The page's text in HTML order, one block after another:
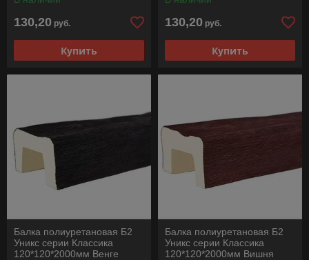
130,20 руб.
Купить
130,20 руб.
Купить
Балка полиуретановая Б2
Уникс серии Классика
120*120*2000мм Венге
Балка полиуретановая Б2
Уникс серии Классика
120*120*2000мм Вишня